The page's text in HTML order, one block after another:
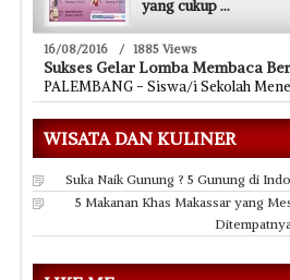
yang cukup...
16/08/2016 / 1885 Views
Sukses Gelar Lomba Membaca
PALEMBANG - Siswa/i Sekolah
WISATA DAN KULINER
Suka Naik Gunung ? 5 Gunung di
5 Makanan Khas Makassar yang
Ditempatnya